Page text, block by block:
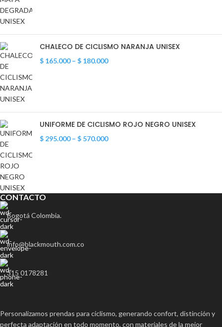
CHALECO DE CICLISMO NARANJA UNISEX
$ 165.000 – $ 180.000
UNIFORME DE CICLISMO ROJO NEGRO UNISEX
$ 295.000 – $ 570.000
CONTACTO
Bogotá Colombia.
info@blackmouth.com.co
315 0178281
Personalizamos prendas para ciclismo, generando confort, distinción y
perfecta adaptación en todo momento, con materiales de la mejor